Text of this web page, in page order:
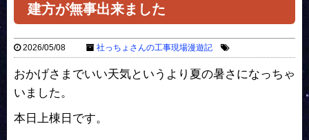
建方が無事出来ました
2026/05/08 社っちょさんの工事現場漫遊記
おかげさまでいい天気というより夏の暑さになっちゃ
いました。
本日上棟日です。